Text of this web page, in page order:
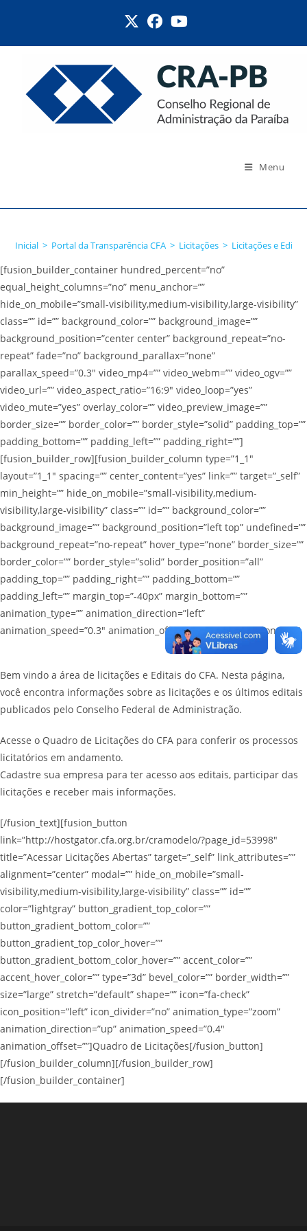
Menu
Inicial > Portal da Transparência CFA > Licitações > Licitações e
[fusion_builder_container hundred_percent=”no”
equal_height_columns=”no” menu_anchor=””
hide_on_mobile=”small-visibility,medium-visibility,large-visibility”
class=”” id=”” background_color=”” background_image=””
background_position=”center center” background_repeat=”no-
repeat” fade=”no” background_parallax=”none”
parallax_speed=”0.3″ video_mp4=”” video_webm=”” video_ogv=””
video_url=”” video_aspect_ratio=”16:9″ video_loop=”yes”
video_mute=”yes” overlay_color=”” video_preview_image=””
border_size=”” border_color=”” border_style=”solid” padding_top=””
padding_bottom=”” padding_left=”” padding_right=””]
[fusion_builder_row][fusion_builder_column type=”1_1″
layout=”1_1″ spacing=”” center_content=”yes” link=”” target=”_self”
min_height=”” hide_on_mobile=”small-visibility,medium-
visibility,large-visibility” class=”” id=”” background_color=””
background_image=”” background_position=”left top” undefined=””
background_repeat=”no-repeat” hover_type=”none” border_size=””
border_color=”” border_style=”solid” border_position=”all”
padding_top=”” padding_right=”” padding_bottom=””
padding_left=”” margin_top=”-40px” margin_bottom=””
animation_type=”” animation_direction=”left”
animation_speed=”0.3″ animation_offset=”” last=”no”][fusion_text]
Bem vindo a área de licitações e Editais do CFA. Nesta página,
você encontra informações sobre as licitações e os últimos editais
publicados pelo Conselho Federal de Administração.
Acesse o Quadro de Licitações do CFA para conferir os processos
licitatórios em andamento.
Cadastre sua empresa para ter acesso aos editais, participar das
licitações e receber mais informações.
[/fusion_text][fusion_button
link=”http://hostgator.cfa.org.br/cramodelo/?page_id=53998″
title=”Acessar Licitações Abertas” target=”_self” link_attributes=””
alignment=”center” modal=”” hide_on_mobile=”small-
visibility,medium-visibility,large-visibility” class=”” id=””
color=”lightgray” button_gradient_top_color=””
button_gradient_bottom_color=””
button_gradient_top_color_hover=””
button_gradient_bottom_color_hover=”” accent_color=””
accent_hover_color=”” type=”3d” bevel_color=”” border_width=””
size=”large” stretch=”default” shape=”” icon=”fa-check”
icon_position=”left” icon_divider=”no” animation_type=”zoom”
animation_direction=”up” animation_speed=”0.4″
animation_offset=””]Quadro de Licitações[/fusion_button]
[/fusion_builder_column][/fusion_builder_row]
[/fusion_builder_container]